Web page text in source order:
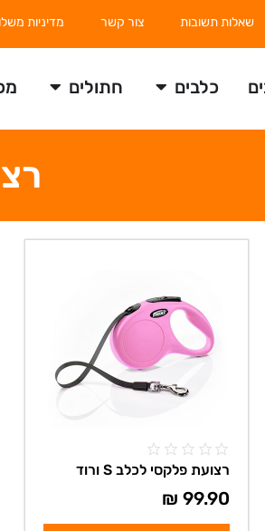
שאלות תשובות צור קשר מדיניות
כלבים חתולים
רצועת פלקסי לכלב S ורוד
99.90
₪